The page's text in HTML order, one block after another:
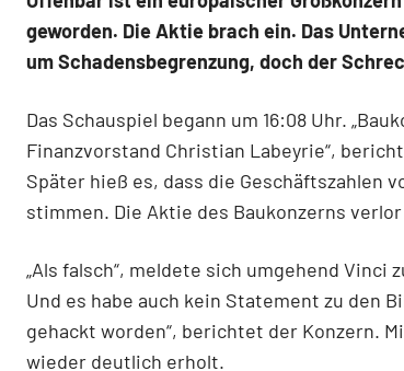
geworden. Die Aktie brach ein. Das
um Schadensbegrenzung, doch der
Das Schauspiel begann um 16:08 Uhr.
Finanzvorstand Christian Labeyrie“,
Später hieß es, dass die Geschäftszahlen
stimmen. Die Aktie des Baukonzerns verlor
„Als falsch“, meldete sich umgehend Vinci
Und es habe auch kein Statement zu den
gehackt worden“, berichtet der Konzern.
wieder deutlich erholt.